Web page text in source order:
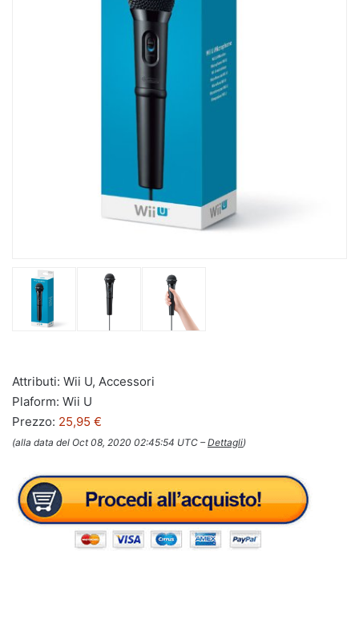
Attributi: Wii U, Accessori
Plaform: Wii U
Prezzo: 25,95 €
(alla data del Oct 08, 2020 02:45:54 UTC –Dettagli)